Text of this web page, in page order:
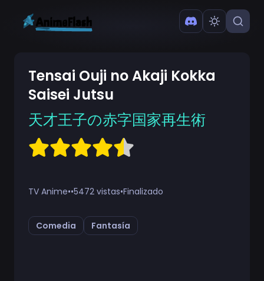
Tensai Ouji no Akaji Kokka
Saisei Jutsu
天才王子の赤字国家再生術
TV Anime••5472 vistas•Finalizado
Comedia Fantasía